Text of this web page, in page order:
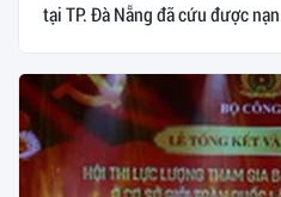
tại TP. Đà Nẵng đã cứu được